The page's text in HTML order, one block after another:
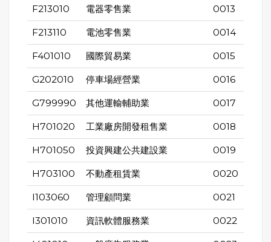
F213010 電器零售業 0013
F213110 電池零售業 0014
F401010 國際貿易業 0015
G202010 停車場經營業 0016
G799990 其他運輸輔助業 0017
H701020 工業廠房開發租售業 0018
H701050 投資興建公共建設業 0019
H703100 不動產租賃業 0020
I103060 管理顧問業 0021
I301010 資訊軟體服務業 0022